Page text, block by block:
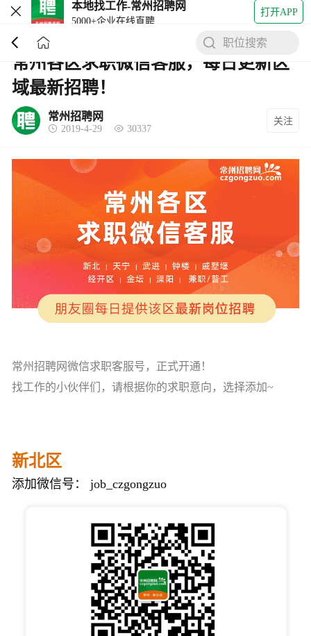
5000+企业在线直聘
职位搜索
常州各区求职微信客服，每日更新区
域最新招聘！
常州招聘网
2019-4-29 30337
关注
常州招聘网微信求职客服号，正式开通！
找工作的小伙伴们，请根据你的求职意向，选择添加~
新北区
添加微信号： job_czgongzuo